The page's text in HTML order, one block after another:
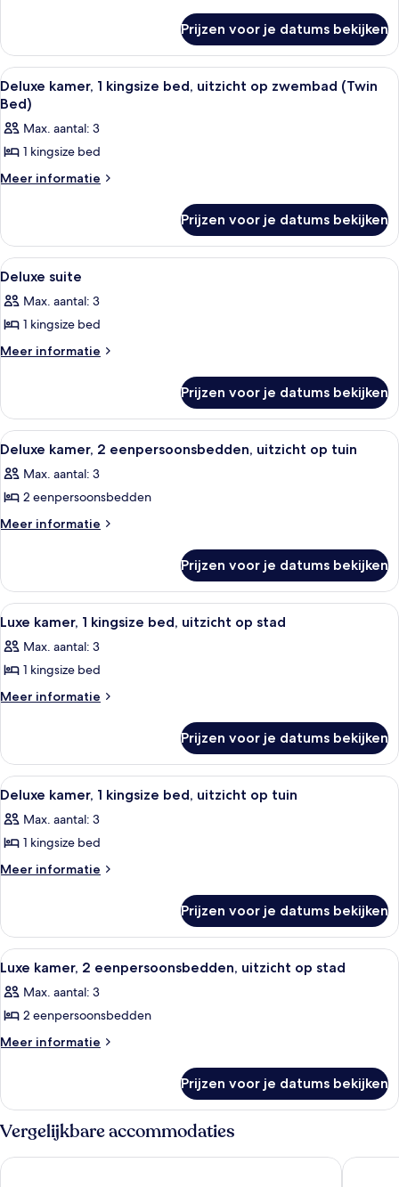
uitzicht
op
zwembad
(King
Bed)
laden
kamer,
kingsize
bed,
uitzicht
op
zwembad
Bed)
Prijzen voor je datums bekijken
Alle
foto's
voor
Deluxe
kamer,
1
uitzicht
op
zwembad
(Twin
Bed)
laden
Een hotelkamer met twee bedden,
4
Deluxe kamer, 1 kingsize bed, uitzicht op zwembad (Twin
Bed)
Max. aantal: 3
1 kingsize bed
Meer informatie
Meer
kamer,
kingsize
uitzicht
op
(Twin
Prijzen voor je datums bekijken
Alle
foto's
voor
Deluxe
suite
Een hotelkamer met een groot bed,
6
Deluxe suite
Max. aantal: 3
1 kingsize bed
Meer informatie
Meer
suite
Prijzen voor je datums bekijken
Alle
foto's
voor
Deluxe
kamer,
uitzicht
op
tuin
laden
Een hotelkamer met een groot bed,
4
Deluxe kamer, 2 eenpersoonsbedden, uitzicht op tuin
Max. aantal: 3
2 eenpersoonsbedden
Meer informatie
Meer
kamer,
eenpersoonsbedden,
op
tuin
Prijzen voor je datums bekijken
Alle
foto's
voor
Luxe
kamer,
bed,
uitzicht
op
stad
laden
Een hotelkamer met een groot bed,
3
Luxe kamer, 1 kingsize bed, uitzicht op stad
Max. aantal: 3
1 kingsize bed
Meer informatie
Meer
kamer,
kingsize
uitzicht
op
Prijzen voor je datums bekijken
Alle
foto's
voor
Deluxe
kamer,
bed,
uitzicht
op
tuin
laden
Een hotelkamer met een groot bed,
3
Deluxe kamer, 1 kingsize bed, uitzicht op tuin
Max. aantal: 3
1 kingsize bed
Meer informatie
Meer
kamer,
kingsize
uitzicht
op
Prijzen voor je datums bekijken
Alle
foto's
voor
Luxe
kamer,
uitzicht
op
stad
laden
Een hotelkamer met een groot bed,
4
Luxe kamer, 2 eenpersoonsbedden, uitzicht op stad
Max. aantal: 3
2 eenpersoonsbedden
Meer informatie
Meer
kamer,
eenpersoonsbedden,
op
Prijzen voor je datums bekijken
Vergelijkbare accommodaties
Hyatt Centric MG Road Bangalore